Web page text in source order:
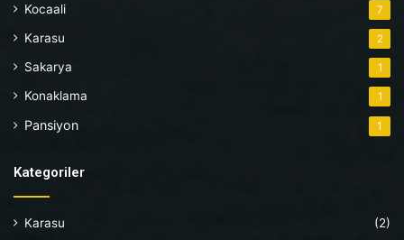
Kocaali 7
Karasu 2
Sakarya 1
Konaklama 1
Pansiyon 1
Kategoriler
Karasu (2)